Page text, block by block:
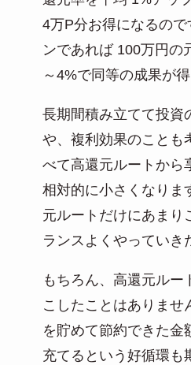
4万P分お得になるの
ンであれば 100万円の
～4%で同等の成果が得
長期間積み立てて投資
や、複利効果のことも
べて高還元ルートから
相対的に小さくなりま
元ルートだけにあまり
ランスよくやっていき
もちろん、高還元ルー
こしたことはありませ
を貯めて節約できた金
充てるという好循環も